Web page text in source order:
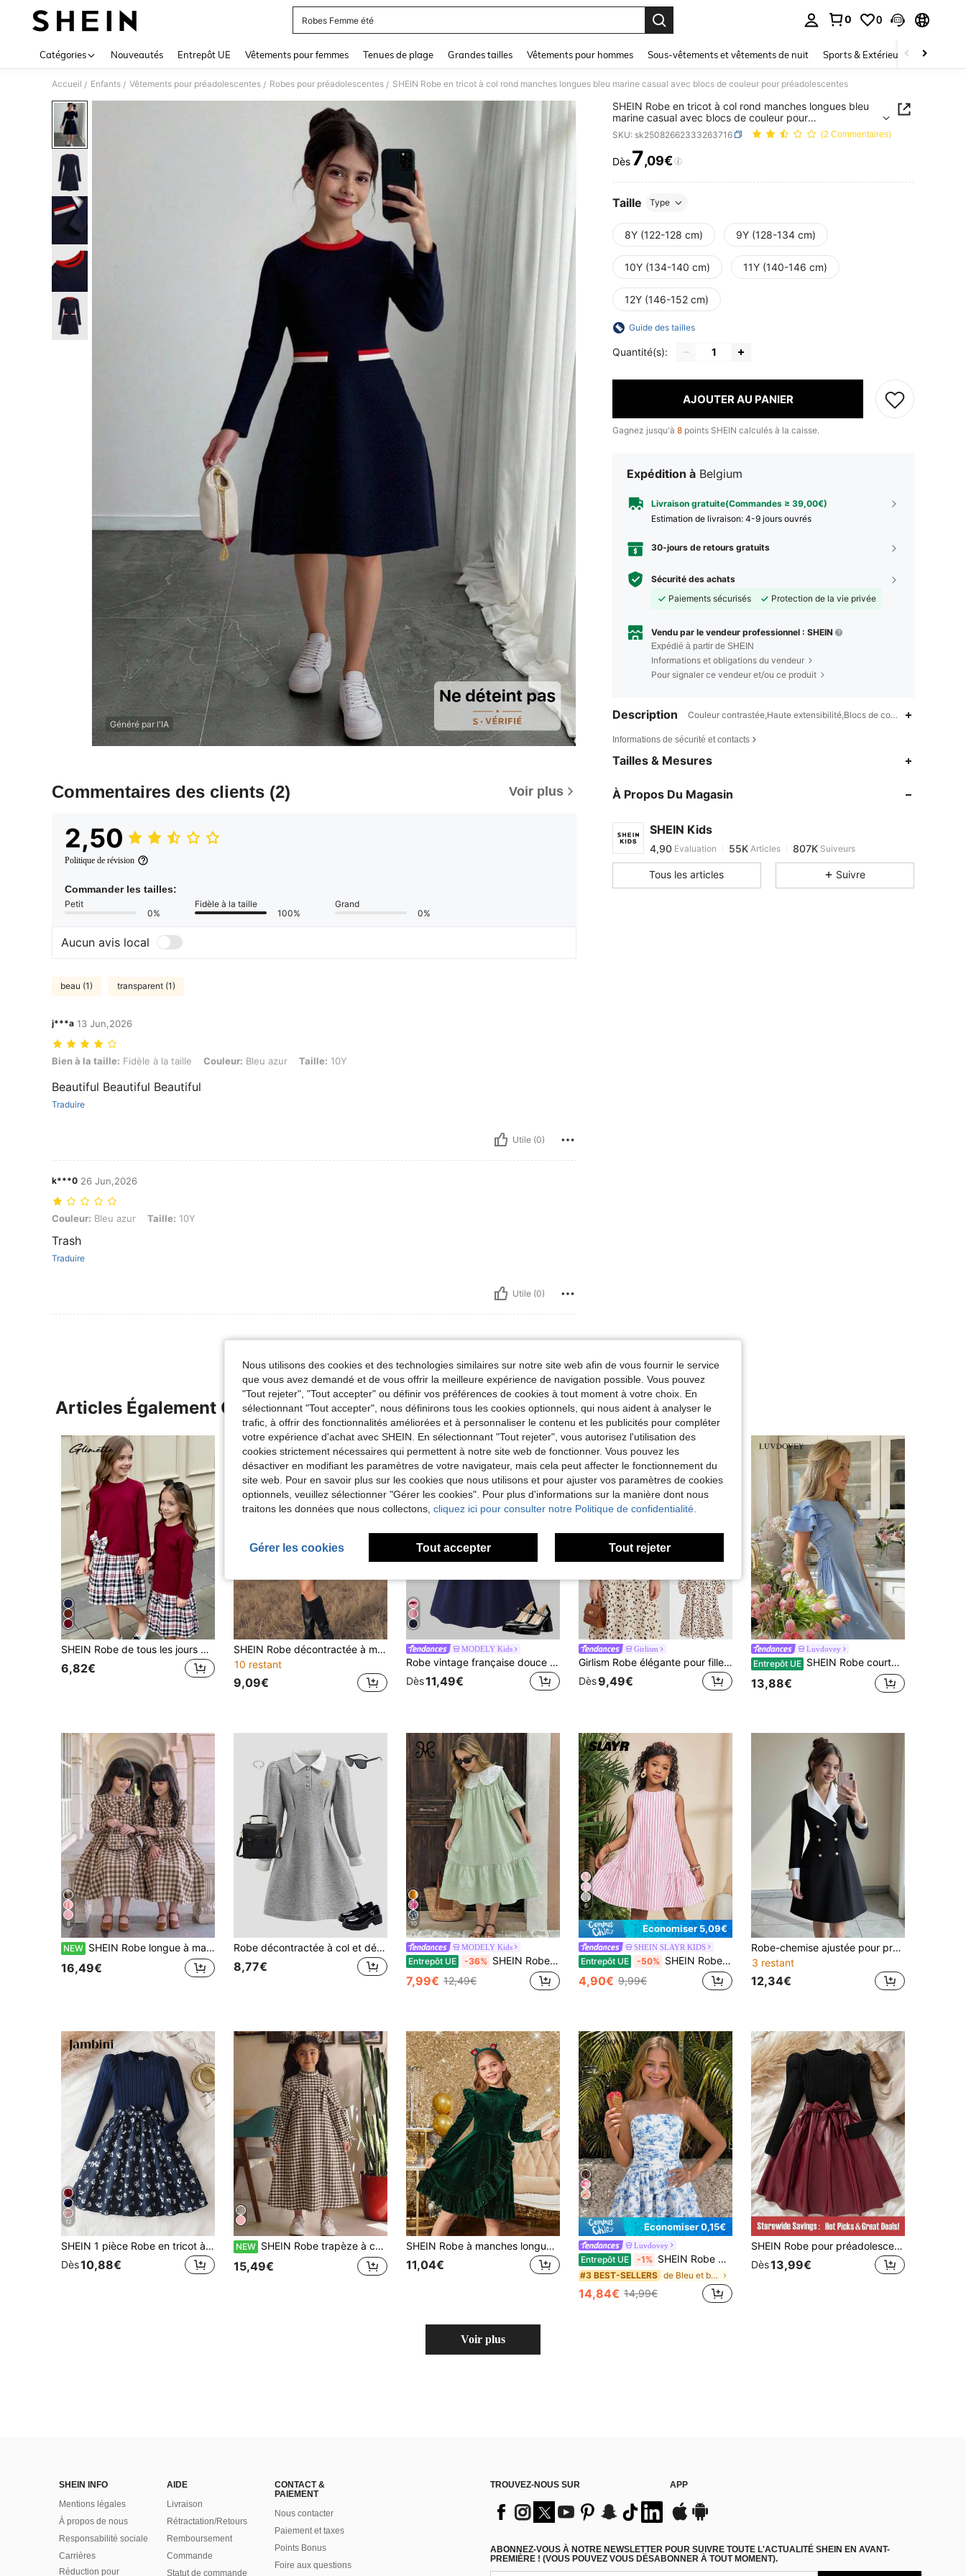
Robes Femme été
0 0
Catégories Nouveautés Entrepôt UE Vêtements pour femmes Tenues de plage Grandes tailles Vêtements pour hommes Sous-vêtements et vêtements de nuit Sports & Extérieur Enfants
Accueil / Enfants / Vêtements pour préadolescentes / Robes pour préadolescentes / SHEIN Robe en tricot à col rond manches longues bleu marine casual avec blocs de couleur pour préadolescentes
Généré par l'IA
Commentaires des clients (2) Voir plus
2,50
Politique de révision
Commander les tailles:
Petit
0%
Fidèle à la taille
100%
Grand
0%
Aucun avis local
beau (1) transparent (1)
j***a 13 Jun,2026
Bien à la taille: Fidèle à la taille, Couleur: Bleu azur, Taille: 10Y
Bien à la taille: Fidèle à la taille Couleur: Bleu azur Taille: 10Y
Beautiful Beautiful Beautiful
Traduire
Utile (0)
k***0 26 Jun,2026
Couleur: Bleu azur, Taille: 10Y
Couleur: Bleu azur Taille: 10Y
Trash
Traduire
Utile (0)
SHEIN Robe en tricot à col rond manches longues bleu
marine casual avec blocs de couleur pour
préadolescentes
SKU: sk25082662333263716 (2 Commentaires)
PRICE AND AVAILABILITY
Dès7,09€
Taille Type
8Y (122-128 cm) 9Y (128-134 cm)
10Y (134-140 cm) 11Y (140-146 cm)
12Y (146-152 cm)
Guide des tailles
Quantité(s):
AJOUTER AU PANIER
Gagnez jusqu'à 8 points SHEIN calculés à la caisse.
Expédition à Belgium
Livraison gratuite(Commandes ≥ 39,00€)
Estimation de livraison: 4-9 jours ouvrés
30-jours de retours gratuits
Sécurité des achats
Paiements sécurisés
Protection de la vie privée
Vendu par le vendeur professionnel : SHEIN
Expédié à partir de SHEIN
Informations et obligations du vendeur
Pour signaler ce vendeur et/ou ce produit
Description Couleur contrastée,Haute extensibilité,Blocs de couleur
Informations de sécurité et contacts
Tailles & Mesures
À Propos Du Magasin
SHEIN Kids
4,90
4,90
55K
4,90
55K 807K
1***eest en train de naviguer
4,90 55K
807K
4,90
55K
807K
Tous les articles Suivre
Articles Également Consultés
SHEIN Robe de tous les jours décontractée pour filles avec patchwork à carreaux et décoration de nœud
6,82€
SHEIN Robe décontractée à manches longues et blocs de couleurs pour préadolescentes, robe d'école, robe Sweat-shirt, automne/hiver
10 restant
9,09€
MODELY Kids
Robe vintage française douce à col claudine Peter Pan, manches bouffantes 2 en 1, robe longue à taille cintrée pour jeune fille
Dès11,49€
Girlism
Girlism Robe élégante pour fille pré-ado, imprimé léopard, manches longues, style décontracté downtown girl, col montant, manches lanternes, coupe trapèze, pour trajet quotidien, rentrée scolaire, automne et fête
Dès9,49€
Luvdovey
Entrepôt UE SHEIN Robe courte à manches courtes pour préadolescentes, taille à cordon de serrage, jupe évasée à volants sur les côtés, 3 niveaux
13,88€
8
NEW SHEIN Robe longue à manches longues à carreaux avec taille cintrée, nœud et col exagéré pour filles préadolescentes, automne/hiver
16,49€
Robe décontractée à col et détails brodés pour préadolescentes, automne
8,77€
10
MODELY Kids
Entrepôt UE -36% SHEIN Robe babydoll d'été décontractée pour préadolescentes, avec empiècement coloré, broderie ajourée et volant à l'ourlet. Robe de thé pour filles. Robe de printemps pour filles. Robe verte pour enfants. Robe vintage pour enfants
7,99€ 12,49€
6
Économiser 5,09€
SHEIN SLAYR KIDS
Entrepôt UE -50% SHEIN Robe ample sans manches à col rond, tissée, style vintage classique, rayée avec patchwork et fronces, coupe trapèze, rose, tenue assortie mère-fille pour fille préadolescente, décontractée pour la maison et les vacances
4,90€ 9,99€
Robe-chemise ajustée pour préadolescentes avec jupe plissée, manches longues, décontractée et confortable
3 restant
12,34€
12
SHEIN 1 pièce Robe en tricot à manches longues avec patchwork floral pour filles, en matériau tricoté côtelé bleu marine avec manches bouffantes, bas bleu marine avec jupe à fleurs blanches, décoration de nœud à la taille. Le style global combine la douceur du tricot et la douceur des fleurs, avec une coupe slim, convenant pour la rentrée scolaire et le port quotidien.
Dès10,88€
NEW SHEIN Robe trapèze à col montant, manches longues, décoration nœud, motif à carreaux, pour fille préadolescente, convient pour le printemps, l'automne et l'hiver
15,49€
SHEIN Robe à manches longues pour jeune fille, col rond, volants à l'ourlet, style minimaliste et confortable
11,04€
9
Économiser 0,15€
Luvdovey
Entrepôt UE -1% SHEIN Robe d'été décontractée pour préadolescentes, vacances, confortable, imprimé floral blanc et bleu, avec volants superposés. Robes pour adolescentes avec volants
#3 BEST-SELLERS de Bleu et blanc Robes pour filles
14,84€ 14,99€
SHEIN Robe pour préadolescente à col ras-du-cou, manches longues, tricot côtelé, patchwork, ourlet floral, bleu foncé, automne, élégante, soirée, fête, douce, féminine, cadeaux de Noël pour préadolescente
Dès13,99€
Voir plus
SHEIN INFO
Mentions légales
À propos de nous
Responsabilité sociale
Carrières
Réduction pour
AIDE
Livraison
Rétractation/Retours
Remboursement
Commande
Statut de commande
CONTACT &
PAIEMENT
Nous contacter
Paiement et taxes
Points Bonus
Foire aux questions
TROUVEZ-NOUS SUR APP
ABONNEZ-VOUS À NOTRE NEWSLETTER POUR SUIVRE TOUTE L'ACTUALITÉ SHEIN EN AVANT-
PREMIÈRE ! (VOUS POUVEZ VOUS DÉSABONNER À TOUT MOMENT).
Nous utilisons des cookies et des technologies similaires sur notre site web afin de vous fournir le service
que vous avez demandé et de vous offrir la meilleure expérience de navigation possible. Vous pouvez
"Tout rejeter", "Tout accepter" ou définir vos préférences de cookies à tout moment à votre choix. En
sélectionnant "Tout accepter", nous définirons tous les cookies optionnels, qui nous aident à analyser le
trafic, à offrir des fonctionnalités améliorées et à personnaliser le contenu et les publicités pour compléter
votre expérience d'achat avec SHEIN. En sélectionnant "Tout rejeter", vous autorisez l'utilisation des
cookies strictement nécessaires qui permettent à notre site web de fonctionner. Vous pouvez les
désactiver en modifiant les paramètres de votre navigateur, mais cela peut affecter le fonctionnement du
site web. Pour en savoir plus sur les cookies que nous utilisons et pour ajuster vos paramètres de cookies
optionnels, veuillez sélectionner "Gérer les cookies". Pour plus d'informations sur la manière dont nous
traitons les données que nous collectons, cliquez ici pour consulter notre Politique de confidentialité.
Gérer les cookies Tout accepter Tout rejeter